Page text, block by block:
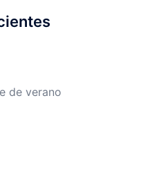
de verano